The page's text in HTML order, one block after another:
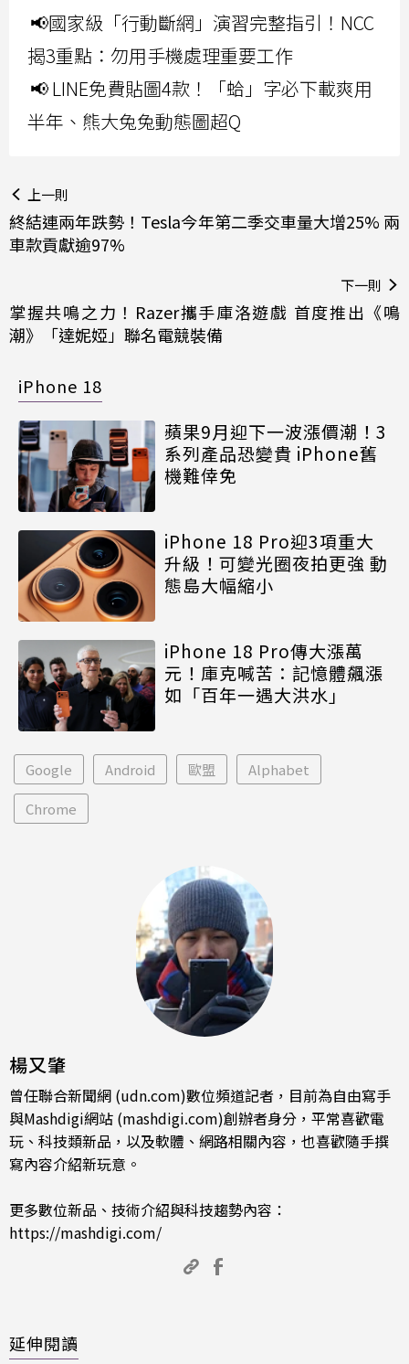
📢國家級「行動斷網」演習完整指引！NCC
揭3重點：勿用手機處理重要工作
📢 LINE免費貼圖4款！「蛤」字必下載爽用
半年、熊大兔兔動態圖超Q
上一則
終結連兩年跌勢！Tesla今年第二季交車量大增25% 兩
車款貢獻逾97%
下一則
掌握共鳴之力！Razer攜手庫洛遊戲 首度推出《鳴
潮》「達妮婭」聯名電競裝備
iPhone 18
蘋果9月迎下一波漲價潮！3
系列產品恐變貴 iPhone舊
機難倖免
iPhone 18 Pro迎3項重大
升級！可變光圈夜拍更強 動
態島大幅縮小
iPhone 18 Pro傳大漲萬
元！庫克喊苦：記憶體飆漲
如「百年一遇大洪水」
Google Android 歐盟 Alphabet
Chrome
楊又肇
曾任聯合新聞網 (udn.com)數位頻道記者，目前為自由寫手
與Mashdigi網站 (mashdigi.com)創辦者身分，平常喜歡電
玩、科技類新品，以及軟體、網路相關內容，也喜歡隨手撰
寫內容介紹新玩意。
更多數位新品、技術介紹與科技趨勢內容：
https://mashdigi.com/
延伸閱讀